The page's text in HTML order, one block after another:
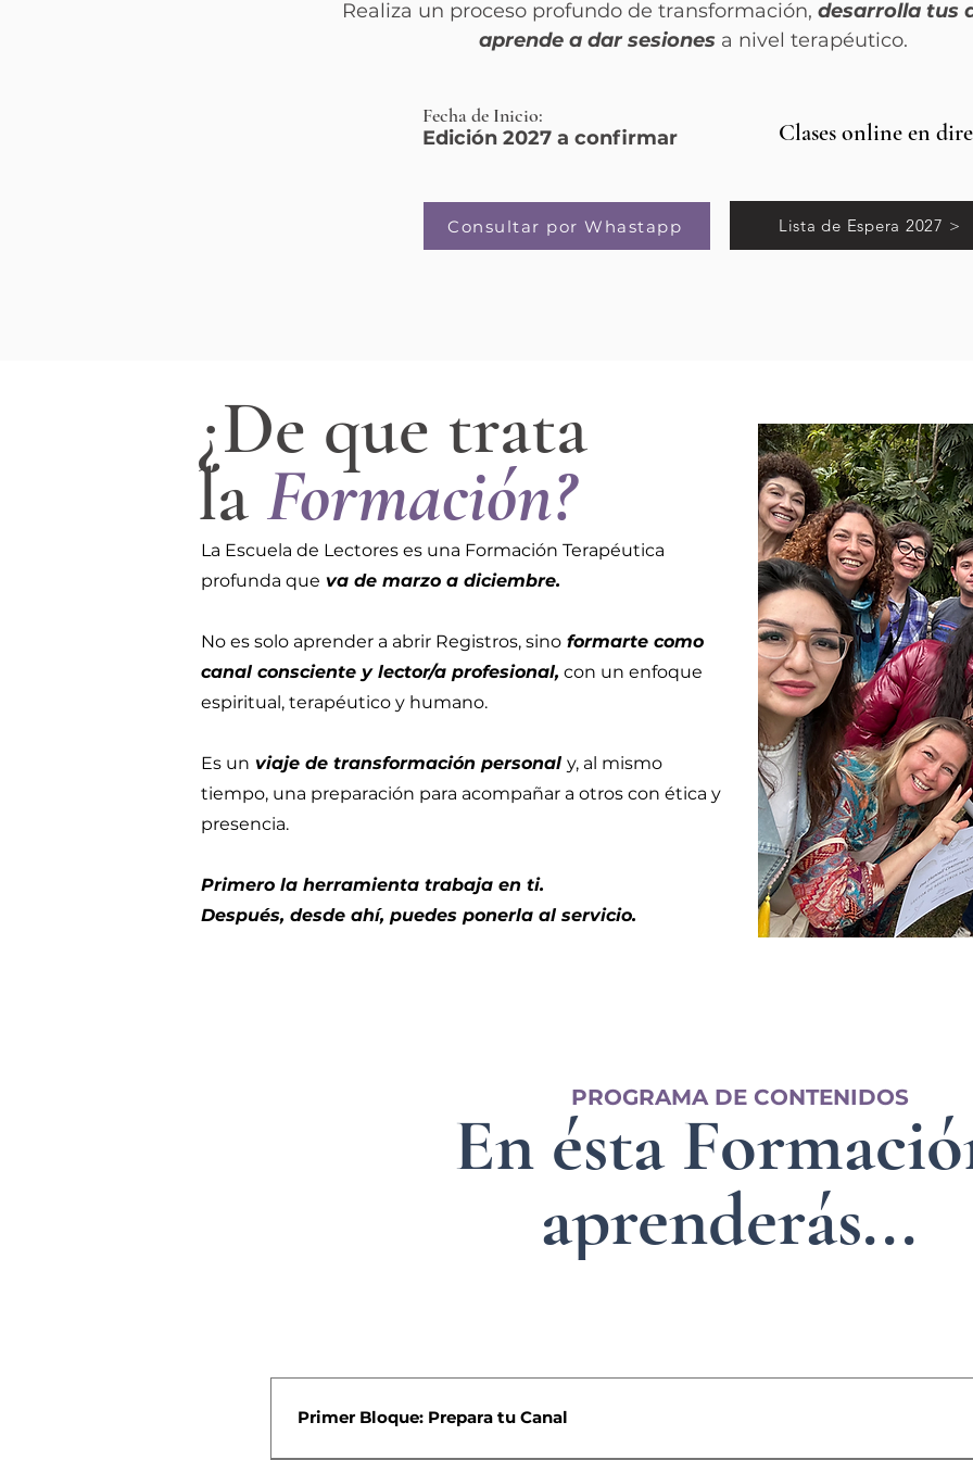
Realiza un proceso profundo de transformación, desarrolla tus
aprende a dar sesiones a nivel terapéutico.
Fecha de Inicio:
Edición 2027 a confirmar
Clases online en
Consultar por Whastapp Lista de Espera 2027 >
¿De que trata
la Formación?
La Escuela de Lectores es una Formación Terapéutica
profunda que va de marzo a diciembre.
No es solo aprender a abrir Registros, sino formarte como
canal consciente y lector/a profesional, con un enfoque
espiritual, terapéutico y humano.
Es un viaje de transformación personal y, al mismo
tiempo, una preparación para acompañar a otros con ética y
presencia.
Primero la herramienta trabaja en ti.
Después, desde ahí, puedes ponerla al servicio.
PROGRAMA DE CONTENIDOS
En ésta
aprenderás...
Primer Bloque: Prepara tu Canal